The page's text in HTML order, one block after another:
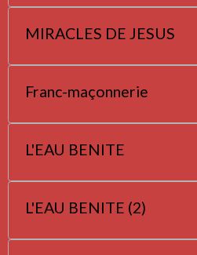
MIRACLES DE JESUS
Franc-maçonnerie
L'EAU BENITE
L'EAU BENITE (2)